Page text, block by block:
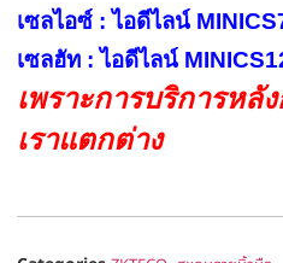
เซลไอซ์ : ไอดีไลน์
เซลฮัท : ไอดีไลน์
เพราะการบริการหลั
เราแตกต่าง